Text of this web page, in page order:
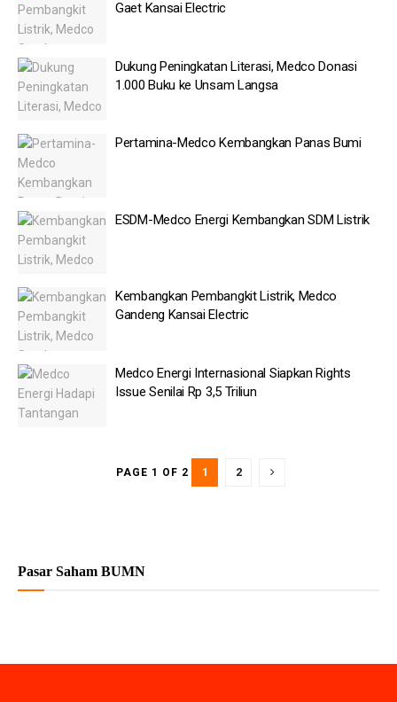
Gaet Kansai Electric
Dukung Peningkatan Literasi, Medco Donasi
1.000 Buku ke Unsam Langsa
Pertamina-Medco Kembangkan Panas Bumi
ESDM-Medco Energi Kembangkan SDM Listrik
Kembangkan Pembangkit Listrik, Medco
Gandeng Kansai Electric
Medco Energi Internasional Siapkan Rights
Issue Senilai Rp 3,5 Triliun
PAGE 1 OF 2 1 2
Pasar Saham BUMN